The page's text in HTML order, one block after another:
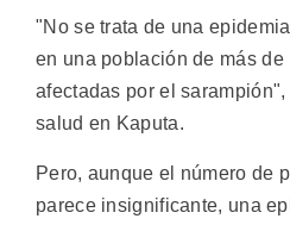
"No se trata de una
en una población de más de
afectadas por el
salud en Kaputa.
Pero, aunque el número de
parece insignificante, una